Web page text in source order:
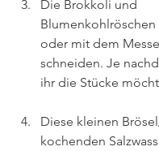
Die Brokkoli und
Blumenkohlröschen
oder mit dem
schneiden. Je
ihr die Stücke
Diese kleinen
kochenden